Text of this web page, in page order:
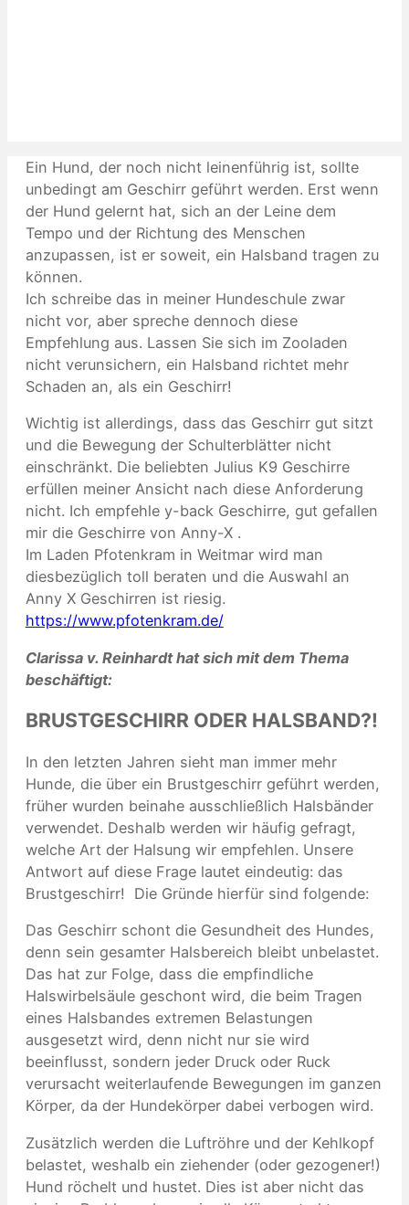
Ein Hund, der noch nicht leinenführig ist, sollte
unbedingt am Geschirr geführt werden. Erst wenn
der Hund gelernt hat, sich an der Leine dem
Tempo und der Richtung des Menschen
anzupassen, ist er soweit, ein Halsband tragen zu
können.
Ich schreibe das in meiner Hundeschule zwar
nicht vor, aber spreche dennoch diese
Empfehlung aus. Lassen Sie sich im Zooladen
nicht verunsichern, ein Halsband richtet mehr
Schaden an, als ein Geschirr!
Wichtig ist allerdings, dass das Geschirr gut sitzt
und die Bewegung der Schulterblätter nicht
einschränkt. Die beliebten Julius K9 Geschirre
erfüllen meiner Ansicht nach diese Anforderung
nicht. Ich empfehle y-back Geschirre, gut gefallen
mir die Geschirre von Anny-X .
Im Laden Pfotenkram in Weitmar wird man
diesbezüglich toll beraten und die Auswahl an
Anny X Geschirren ist riesig.
https://www.pfotenkram.de/
Clarissa v. Reinhardt hat sich mit dem Thema
beschäftigt:
BRUSTGESCHIRR ODER HALSBAND?!
In den letzten Jahren sieht man immer mehr
Hunde, die über ein Brustgeschirr geführt werden,
früher wurden beinahe ausschließlich Halsbänder
verwendet. Deshalb werden wir häufig gefragt,
welche Art der Halsung wir empfehlen. Unsere
Antwort auf diese Frage lautet eindeutig: das
Brustgeschirr! Die Gründe hierfür sind folgende:
Das Geschirr schont die Gesundheit des Hundes,
denn sein gesamter Halsbereich bleibt unbelastet.
Das hat zur Folge, dass die empfindliche
Halswirbelsäule geschont wird, die beim Tragen
eines Halsbandes extremen Belastungen
ausgesetzt wird, denn nicht nur sie wird
beeinflusst, sondern jeder Druck oder Ruck
verursacht weiterlaufende Bewegungen im ganzen
Körper, da der Hundekörper dabei verbogen wird.
Zusätzlich werden die Luftröhre und der Kehlkopf
belastet, weshalb ein ziehender (oder gezogener!)
Hund röchelt und hustet. Dies ist aber nicht das